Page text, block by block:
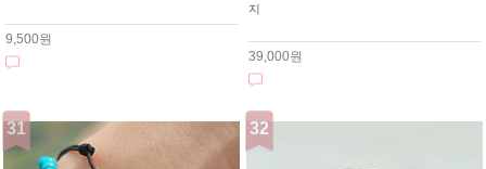
9,500원
지
39,000원